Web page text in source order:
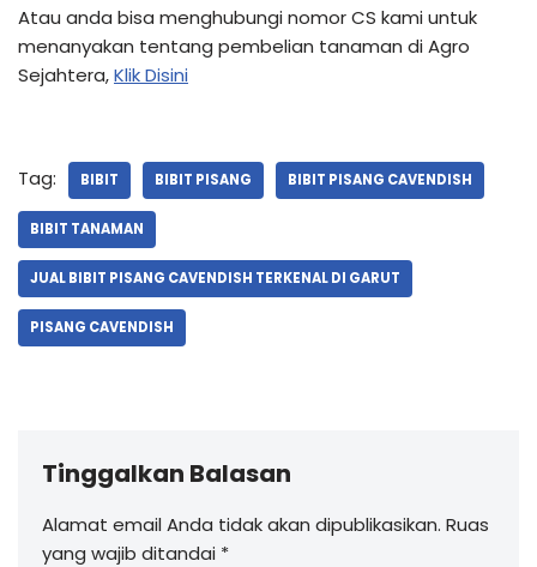
Atau anda bisa menghubungi nomor CS kami untuk
menanyakan tentang pembelian tanaman di Agro
Sejahtera,Klik Disini
Tag: BIBIT BIBIT PISANG BIBIT PISANG CAVENDISH
BIBIT TANAMAN
JUAL BIBIT PISANG CAVENDISH TERKENAL DI GARUT
PISANG CAVENDISH
Tinggalkan Balasan
Alamat email Anda tidak akan dipublikasikan. Ruas
yang wajib ditandai *